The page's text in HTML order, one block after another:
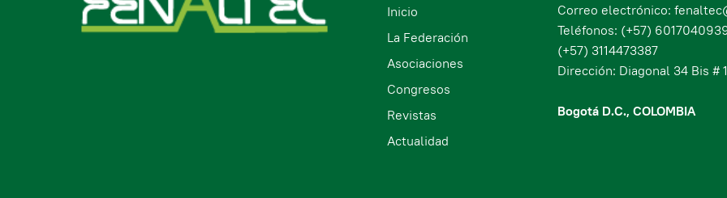
Inicio
La Federación
Asociaciones
Congresos
Revistas
Actualidad
Correo electrónico:
Teléfonos: (+57)
(+57) 3114473387
Dirección: Diagonal 34 Bis #
Bogotá D.C., COLOMBIA